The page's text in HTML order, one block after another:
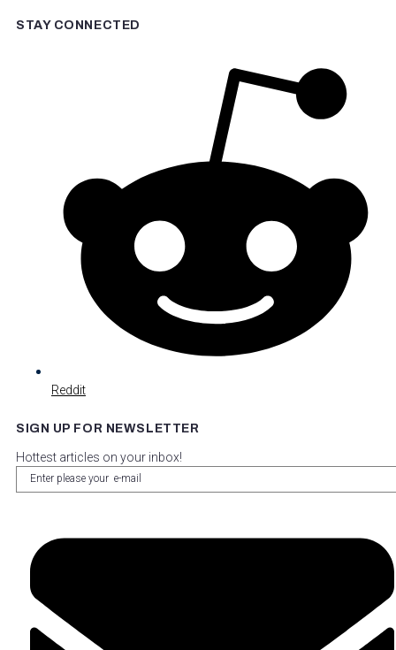
STAY CONNECTED
Reddit
SIGN UP FOR NEWSLETTER
Hottest articles on your inbox!